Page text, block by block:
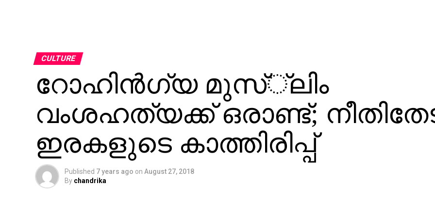
CULTURE
റോഹിന്‍ഗ്യ മുസ്്‌ലിം
വംശഹത്യക്ക് ഒരാണ്ട്;
ഇരകളുടെ കാത്തിരിപ്പ്
Published 7 years ago on August 27, 2018
By chandrika